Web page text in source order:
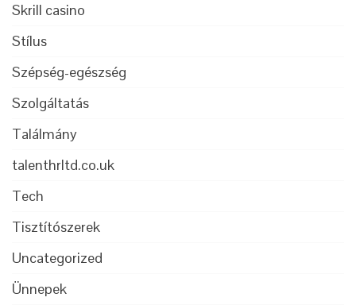
Skrill casino
Stílus
Szépség-egészség
Szolgáltatás
Találmány
talenthrltd.co.uk
Tech
Tisztítószerek
Uncategorized
Ünnepek